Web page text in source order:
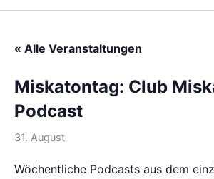
« Alle Veranstaltungen
Miskatontag: Club
Podcast
31. August
Wöchentliche Podcasts aus dem